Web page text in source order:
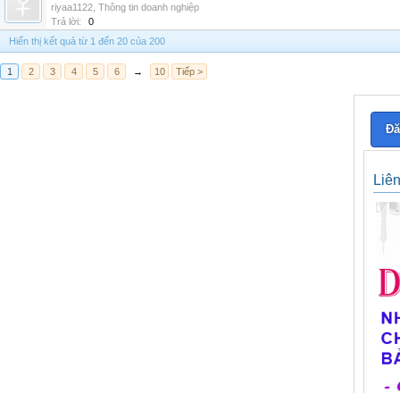
riyaa1122 Thông tin doanh nghiệp
Trả lời:
0
Hiển thị kết quả từ 1 đến 20 của 200
1 2 3 4 5 6 → 10 Tiếp >